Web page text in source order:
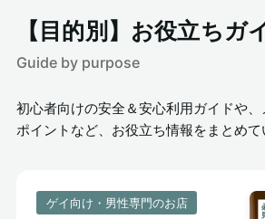
【目的別】お役立ちガ
Guide by purpose
初心者向けの安全＆安心利用ガイドや
ポイントなど、お役立ち情報をまとめて
ゲイ向け・男性専門のお店